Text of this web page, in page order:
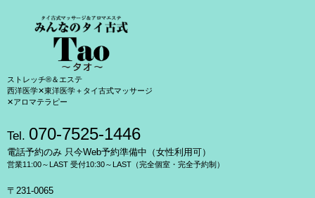
ストレッチ®＆エステ
西洋医学✕東洋医学＋タイ古式マッサージ
✕アロマテラピー
Tel. 070-7525-1446
電話予約のみ 只今Web予約準備中（女性利用可）
営業11:00～LAST 受付10:30～LAST（完全個室・完全予約制）
〒231-0065